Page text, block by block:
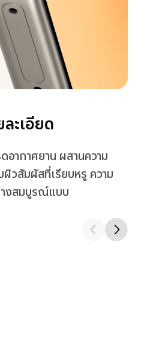
มอบความกระชับมือ และ
ะยะยาว